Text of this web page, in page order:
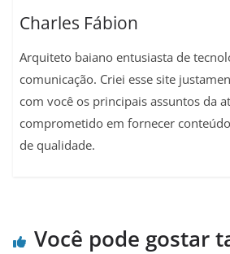
Charles Fábion
Arquiteto baiano entusiasta de
comunicação. Criei esse site
com você os principais assuntos da
comprometido em fornecer
de qualidade.
Você pode gostar